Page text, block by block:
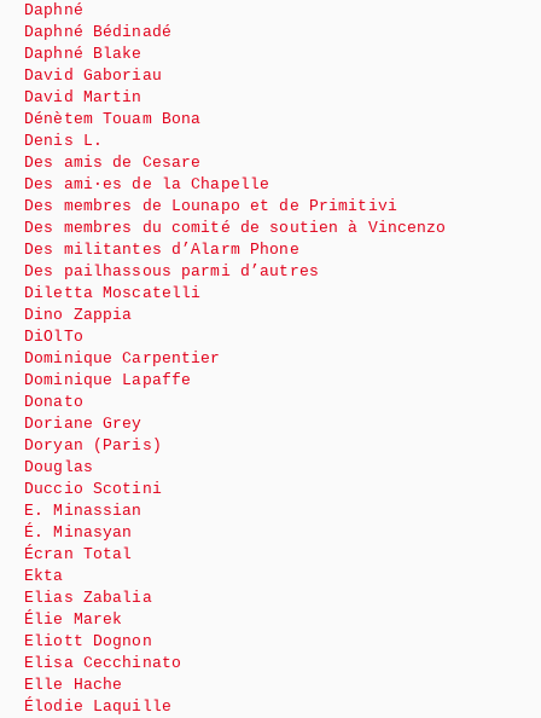
Daphné
Daphné Bédinadé
Daphné Blake
David Gaboriau
David Martin
Dénètem Touam Bona
Denis L.
Des amis de Cesare
Des ami·es de la Chapelle
Des membres de Lounapo et de Primitivi
Des membres du comité de soutien à Vincenzo
Des militantes d’Alarm Phone
Des pailhassous parmi d’autres
Diletta Moscatelli
Dino Zappia
DiOlTo
Dominique Carpentier
Dominique Lapaffe
Donato
Doriane Grey
Doryan (Paris)
Douglas
Duccio Scotini
E. Minassian
É. Minasyan
Écran Total
Ekta
Elias Zabalia
Élie Marek
Eliott Dognon
Elisa Cecchinato
Elle Hache
Élodie Laquille